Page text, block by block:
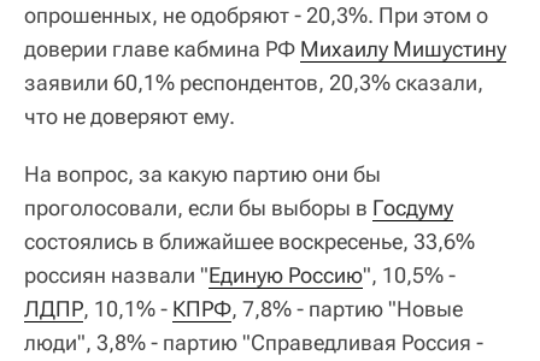
опрошенных, не одобряют - 20,3%. При этом о
доверии главе кабмина РФ Михаилу Мишустину
заявили 60,1% респондентов, 20,3% сказали,
что не доверяют ему.
На вопрос, за какую партию они бы
проголосовали, если бы выборы в Госдуму
состоялись в ближайшее воскресенье, 33,6%
россиян назвали "Единую Россию", 10,5% -
ЛДПР, 10,1% - КПРФ, 7,8% - партию "Новые
люди", 3,8% - партию "Справедливая Россия -